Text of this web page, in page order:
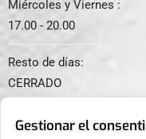
Miércoles y Viernes :
17.00 - 20.00
Resto de días:
CERRADO
Gestionar el